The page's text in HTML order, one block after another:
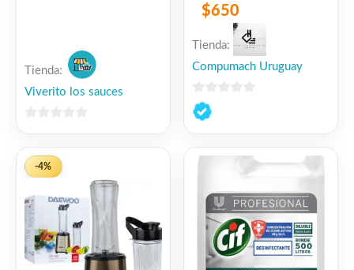
Tienda:
Viverito los sauces
5
$650
Tienda:
Compumach Uruguay
0
de
-4%